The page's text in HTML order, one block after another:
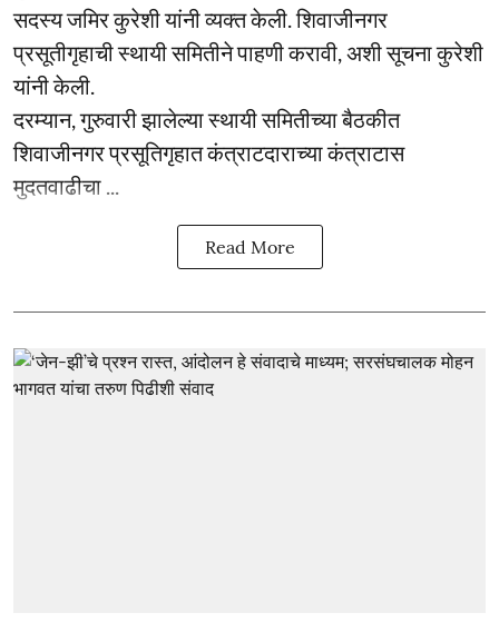
सदस्य जमिर कुरेशी यांनी व्यक्त केली. शिवाजीनगर
प्रसूतीगृहाची स्थायी समितीने पाहणी करावी, अशी सूचना कुरेशी
यांनी केली.
दरम्यान, गुरुवारी झालेल्या स्थायी समितीच्या बैठकीत
शिवाजीनगर प्रसूतिगृहात कंत्राटदाराच्या कंत्राटास
मुदतवाढीचा ...
Read More